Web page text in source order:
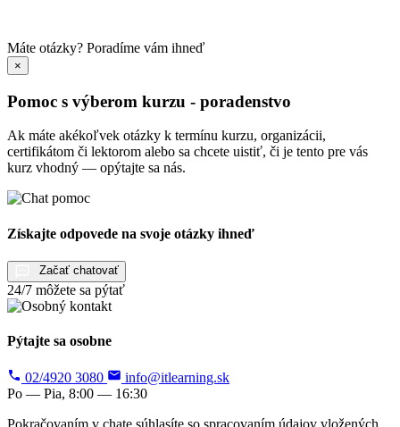
Máte otázky? Poradíme vám ihneď
×
Pomoc s výberom kurzu - poradenstvo
Ak máte akékoľvek otázky k termínu kurzu, organizácii,
certifikátom či lektorom alebo sa chcete uistiť, či je tento pre vás
kurz vhodný — opýtajte sa nás.
Získajte odpovede na svoje otázky ihneď
Začať chatovať
24/7 môžete sa pýtať
Pýtajte sa osobne
02/4920 3080
info@itlearning.sk
Po — Pia, 8:00 — 16:30